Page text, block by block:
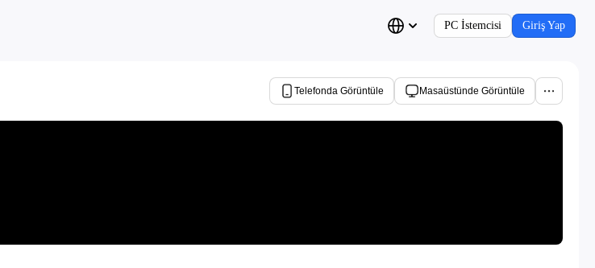
PC İstemcisi Giriş Yap
Telefonda Görüntüle Masaüstünde Görüntüle